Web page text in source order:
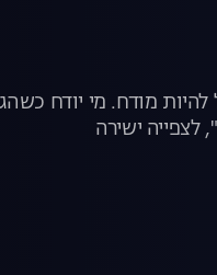
להיות מודח. מי יודח
ישירה